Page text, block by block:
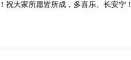
大家所愿皆所成，多喜乐、长安宁！